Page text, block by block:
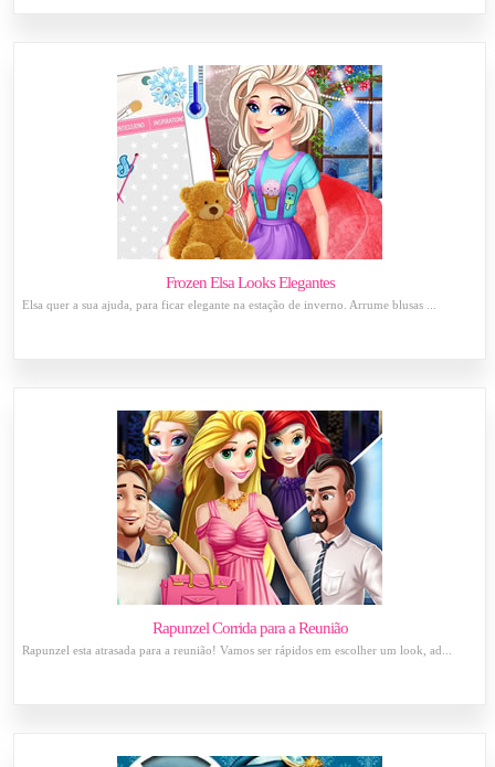
Frozen Elsa Looks Elegantes
Elsa quer a sua ajuda, para ficar elegante na estação de inverno. Arrume blusas ...
Rapunzel Corrida para a Reunião
Rapunzel esta atrasada para a reunião! Vamos ser rápidos em escolher um look, ad...